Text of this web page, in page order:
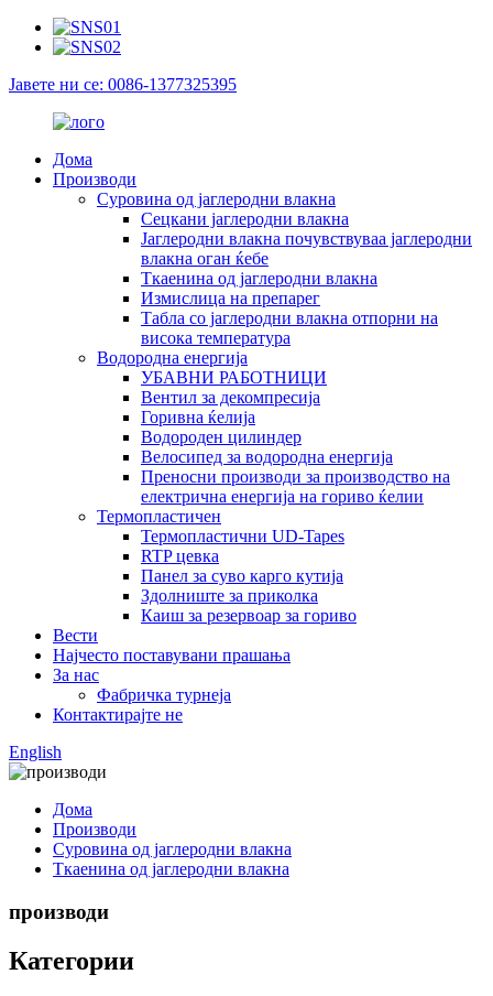
Јавете ни се: 0086-1377325395
Дома
Производи
Суровина од јаглеродни влакна
Сецкани јаглеродни влакна
Јаглеродни влакна почувствуваа јаглеродни
влакна оган ќебе
Ткаенина од јаглеродни влакна
Измислица на препарег
Табла со јаглеродни влакна отпорни на
висока температура
Водородна енергија
УБАВНИ РАБОТНИЦИ
Вентил за декомпресија
Горивна ќелија
Водороден цилиндер
Велосипед за водородна енергија
Преносни производи за производство на
електрична енергија на гориво ќелии
Термопластичен
Термопластични UD-Tapes
RTP цевка
Панел за суво карго кутија
Здолниште за приколка
Каиш за резервоар за гориво
Вести
Најчесто поставувани прашања
За нас
Фабричка турнеја
Контактирајте не
English
Дома
Производи
Суровина од јаглеродни влакна
Ткаенина од јаглеродни влакна
производи
Категории